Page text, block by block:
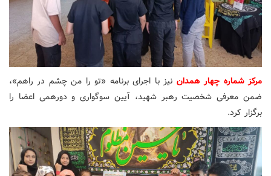
مرکز شماره چهار همدان نیز با اجرای برنامه «تو را من چشم در راهم»،
ضمن معرفی شخصیت رهبر شهید، آیین سوگواری و دورهمی اعضا را
برگزار کرد.